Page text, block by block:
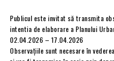
Publicul este invitat să transmita
intentia de elaborare a Planului
02.04.2026 – 17.04.2026
Observațiile sunt necesare în